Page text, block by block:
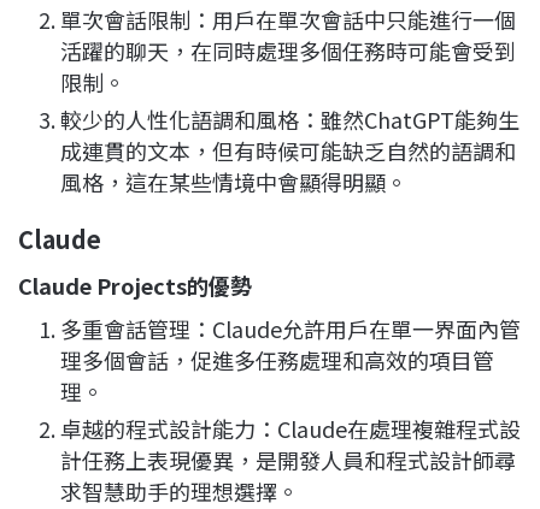
單次會話限制：用戶在單次會話中只能進行一個
活躍的聊天，在同時處理多個任務時可能會受到
限制。
較少的人性化語調和風格：雖然ChatGPT能夠生
成連貫的文本，但有時候可能缺乏自然的語調和
風格，這在某些情境中會顯得明顯。
Claude
Claude Projects的優勢
多重會話管理：Claude允許用戶在單一界面內管
理多個會話，促進多任務處理和高效的項目管
理。
卓越的程式設計能力：Claude在處理複雜程式設
計任務上表現優異，是開發人員和程式設計師尋
求智慧助手的理想選擇。